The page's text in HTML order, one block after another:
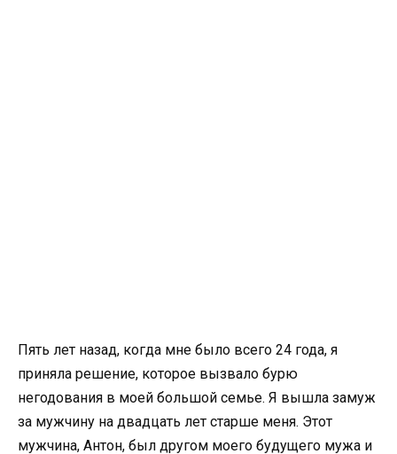
Пять лет назад, когда мне было всего 24 года, я
приняла решение, которое вызвало бурю
негодования в моей большой семье. Я вышла замуж
за мужчину на двадцать лет старше меня. Этот
мужчина, Антон, был другом моего будущего мужа и